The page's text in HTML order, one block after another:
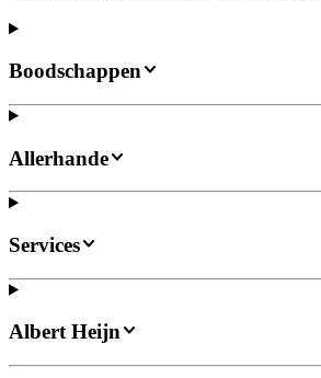
Boodschappen
Allerhande
Services
Albert Heijn